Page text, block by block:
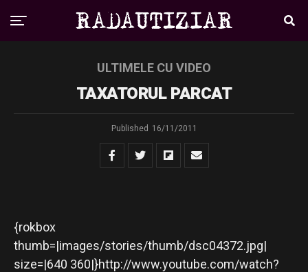
ULTIMELE CU VIDEO
TAXATORUL PARCAT
Published 16/11/2011
{rokbox
thumb=|images/stories/thumb/dsc04372.jpg|
size=|640 360|}http://www.youtube.com/watch?